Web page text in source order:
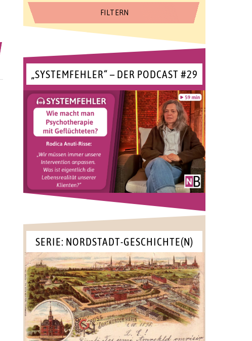
„SYSTEMFEHLER“ – DER PODCAST #29
SERIE: NORDSTADT-GESCHICHTE(N)